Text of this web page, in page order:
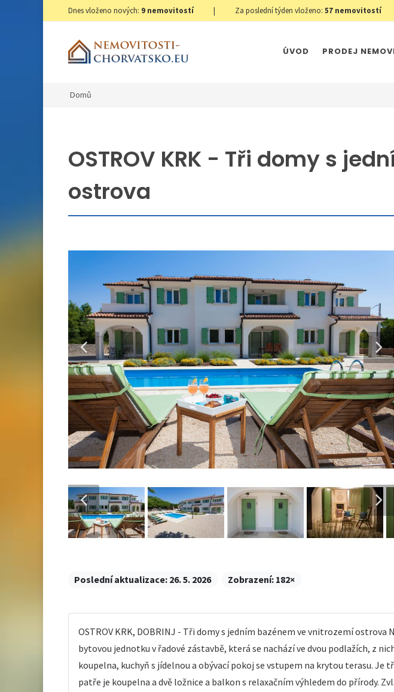
Dnes vloženo nových: 9 nemovitostí | Za poslední týden vloženo: 57 nemovitostí
ÚVOD PRODEJ
Domů
OSTROV KRK - Tři domy s
ostrova
Poslední aktualizace: 26. 5. 2026 Zobrazení: 182×
OSTROV KRK, DOBRINJ - Tři domy s jedním bazénem ve vnitrozemí
bytovou jednotku v řadové zástavbě, která se nachází ve dvou podlažích, z
koupelna, kuchyň s jídelnou a obývací pokoj se vstupem na krytou terasu.
patře je koupelna a dvě ložnice a balkon s relaxačním výhledem do přírody.